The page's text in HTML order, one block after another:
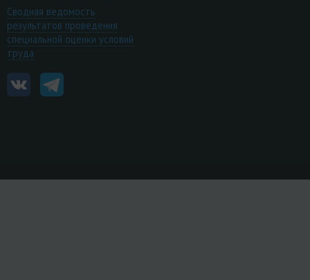
Сводная ведомость
результатов проведения
специальной оценки условий
труда